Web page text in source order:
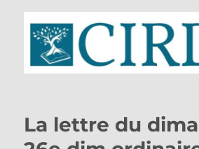
La lettre du